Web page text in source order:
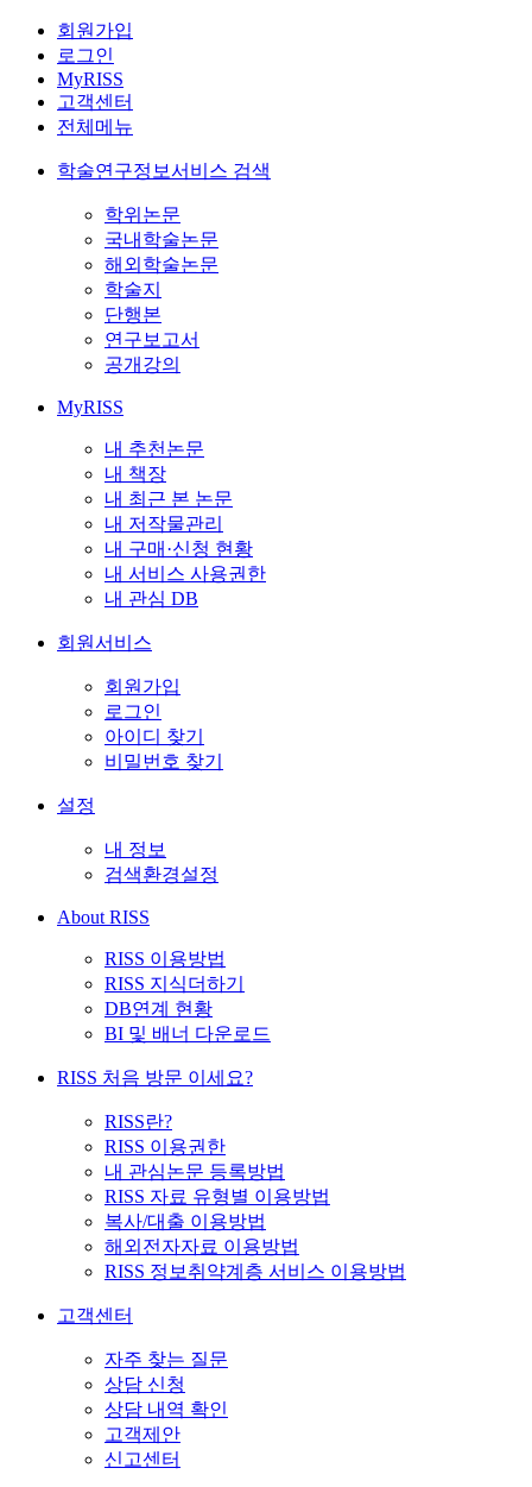
회원가입
로그인
MyRISS
고객센터
전체메뉴
학술연구정보서비스 검색
학위논문
국내학술논문
해외학술논문
학술지
단행본
연구보고서
공개강의
MyRISS
내 추천논문
내 책장
내 최근 본 논문
내 저작물관리
내 구매·신청 현황
내 서비스 사용권한
내 관심 DB
회원서비스
회원가입
로그인
아이디 찾기
비밀번호 찾기
설정
내 정보
검색환경설정
About RISS
RISS 이용방법
RISS 지식더하기
DB연계 현황
BI 및 배너 다운로드
RISS 처음 방문 이세요?
RISS란?
RISS 이용권한
내 관심논문 등록방법
RISS 자료 유형별 이용방법
복사/대출 이용방법
해외전자자료 이용방법
RISS 정보취약계층 서비스 이용방법
고객센터
자주 찾는 질문
상담 신청
상담 내역 확인
고객제안
신고센터